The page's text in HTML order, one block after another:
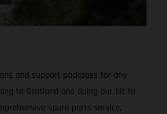
and support packages for any
to Scotland and doing our bit to
spare parts service,